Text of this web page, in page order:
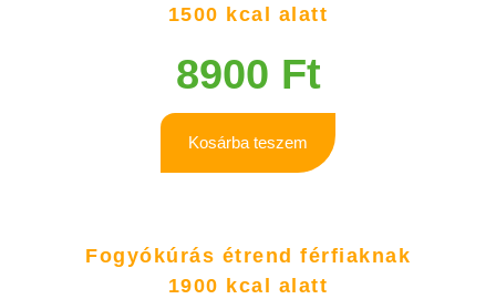
1500 kcal alatt
8900 Ft
Kosárba teszem
Fogyókúrás étrend férfiaknak
1900 kcal alatt